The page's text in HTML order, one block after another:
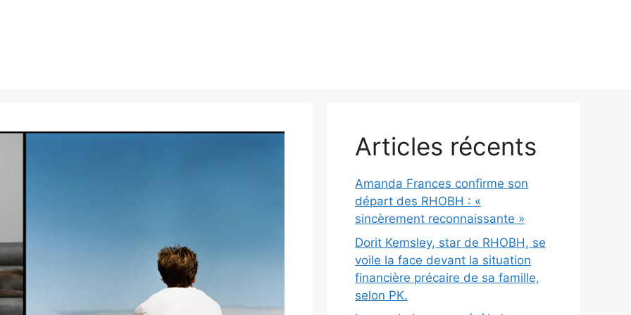
Articles récents
Amanda Frances confirme son
départ des RHOBH : «
sincèrement reconnaissante »
Dorit Kemsley, star de RHOBH, se
voile la face devant la situation
financière précaire de sa famille,
selon PK.